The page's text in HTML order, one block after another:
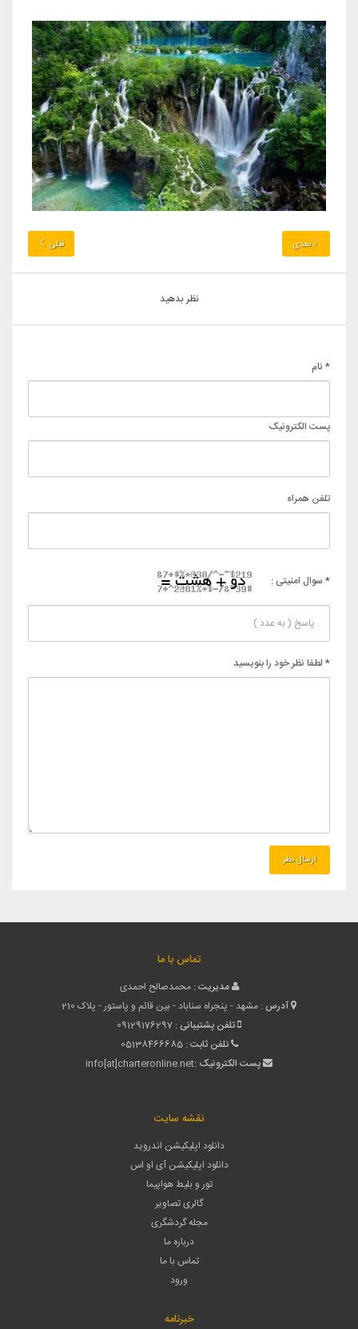
بعدی قبلی
نظر بدهید
* نام
پست الکترونیک
تلفن همراه
* سوال امنیتی :
* لطفا نظر خود را بنویسید
تماس با ما
مدیریت : محمدصالح احمدی
آدرس : مشهد - پنجراه سناباد - بین قائم و پاستور - پلاک 210
تلفن پشتیبانی : 09129176297
تلفن ثابت : 05138466685
پست الکترونیک :info[at]charteronline.net
نقشه سایت
دانلود اپلیکیشن اندروید
دانلود اپلیکیشن آی او اس
تور و بلیط هواپیما
گالری تصاویر
مجله گردشگری
درباره ما
تماس با ما
ورود
خبرنامه